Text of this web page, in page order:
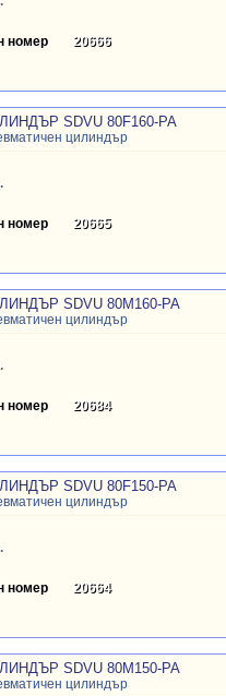
номер 20666
SDVU 80F160-PA
цилиндър
номер 20665
SDVU 80M160-PA
цилиндър
номер 20684
SDVU 80F150-PA
цилиндър
номер 20664
SDVU 80M150-PA
цилиндър